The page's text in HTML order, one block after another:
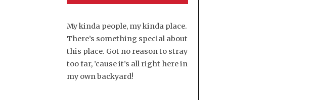
My kinda people, my kinda place.
There’s something special about
this place. Got no reason to stray
too far, ’cause it’s all right here in
my own backyard!